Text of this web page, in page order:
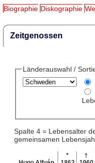
Biographie Diskographie
Zeitgenossen
Länderauswahl /
Spalte 4 = Lebensalter
gemeinsamen
*
†